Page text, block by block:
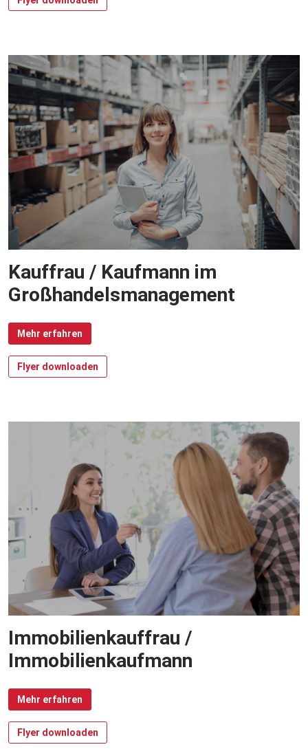
Kauffrau / Kaufmann im
Großhandelsmanagement
Mehr erfahren
Flyer downloaden
Immobilienkauffrau /
Immobilienkaufmann
Mehr erfahren
Flyer downloaden